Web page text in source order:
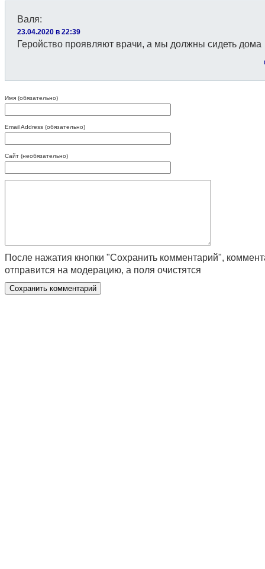
Валя:
23.04.2020 в 22:39
Геройство проявляют врачи, а мы должны сидеть дома
Имя (обязательно)
Email Address (обязательно)
Сайт (необязательно)
После нажатия кнопки "Сохранить комментарий",
отправится на модерацию, а поля очистятся